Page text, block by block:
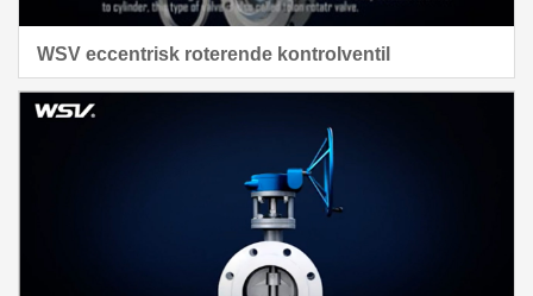
WSV eccentrisk roterende kontrolventil